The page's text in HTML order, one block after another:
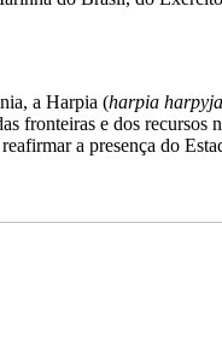
a Harpia (harpia
fronteiras e dos recursos
a presença do